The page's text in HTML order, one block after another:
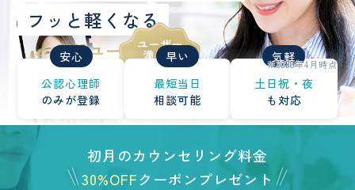
フッと軽くなる
安心
公認心理師
のみが登録
早い
最短当日
相談可能
気軽
土日祝・夜
も対応
※2026年4月時点
初月のカウンセリング料金
30%OFFクーポンプレゼント